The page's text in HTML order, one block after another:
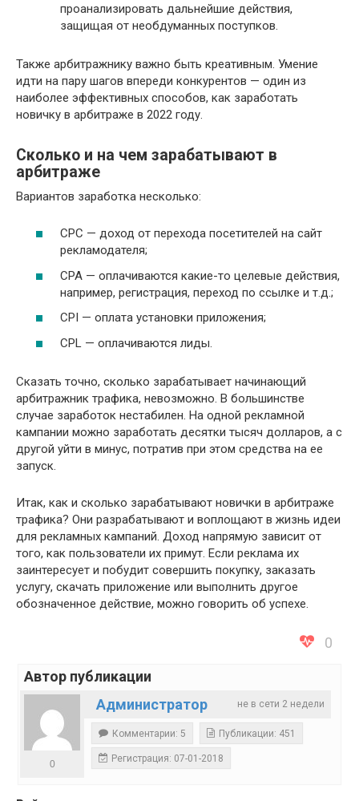
проанализировать дальнейшие действия,
защищая от необдуманных поступков.
Также арбитражнику важно быть креативным. Умение
идти на пару шагов впереди конкурентов — один из
наиболее эффективных способов, как заработать
новичку в арбитраже в 2022 году.
Сколько и на чем зарабатывают в
арбитраже
Вариантов заработка несколько:
CPC — доход от перехода посетителей на сайт
рекламодателя;
CPA — оплачиваются какие-то целевые действия,
например, регистрация, переход по ссылке и т.д.;
CPI — оплата установки приложения;
CPL — оплачиваются лиды.
Сказать точно, сколько зарабатывает начинающий
арбитражник трафика, невозможно. В большинстве
случае заработок нестабилен. На одной рекламной
кампании можно заработать десятки тысяч долларов, а с
другой уйти в минус, потратив при этом средства на ее
запуск.
Итак, как и сколько зарабатывают новички в арбитраже
трафика? Они разрабатывают и воплощают в жизнь идеи
для рекламных кампаний. Доход напрямую зависит от
того, как пользователи их примут. Если реклама их
заинтересует и побудит совершить покупку, заказать
услугу, скачать приложение или выполнить другое
обозначенное действие, можно говорить об успехе.
0
Автор публикации
не в сети 2 недели
Администратор
0
Комментарии: 5 Публикации: 451
Регистрация: 07-01-2018